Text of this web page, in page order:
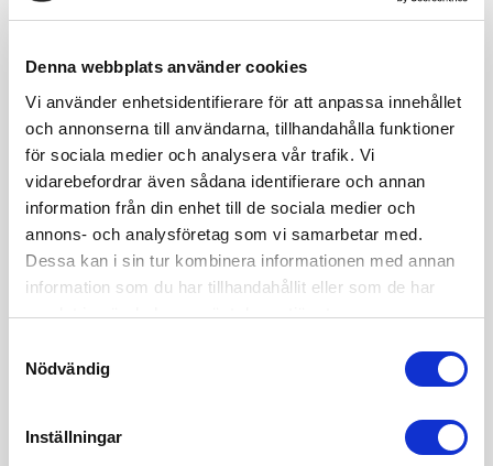
Denna webbplats använder cookies
Vi använder enhetsidentifierare för att anpassa innehållet
och annonserna till användarna, tillhandahålla funktioner
för sociala medier och analysera vår trafik. Vi
vidarebefordrar även sådana identifierare och annan
information från din enhet till de sociala medier och
annons- och analysföretag som vi samarbetar med.
Dessa kan i sin tur kombinera informationen med annan
information som du har tillhandahållit eller som de har
samlat in när du har använt deras tjänster.
Nödvändig
Inställningar
Hej!
Mitt namn är Sofia Edvardsen och jag är grundare av
juristbyrån Sharp Cookie Advisors och är en vass
affärsjurist inom internetjuridik & startupjuridik. Vill du också
anlita mig och mitt team? Du når oss på 08 - 12 44 33 50
och info(a)sharpcookie.se
Behöver du affärsjuridiskt stöd?